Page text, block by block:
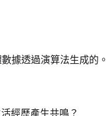
據透過演算法生成的。
經歷產生共鳴？